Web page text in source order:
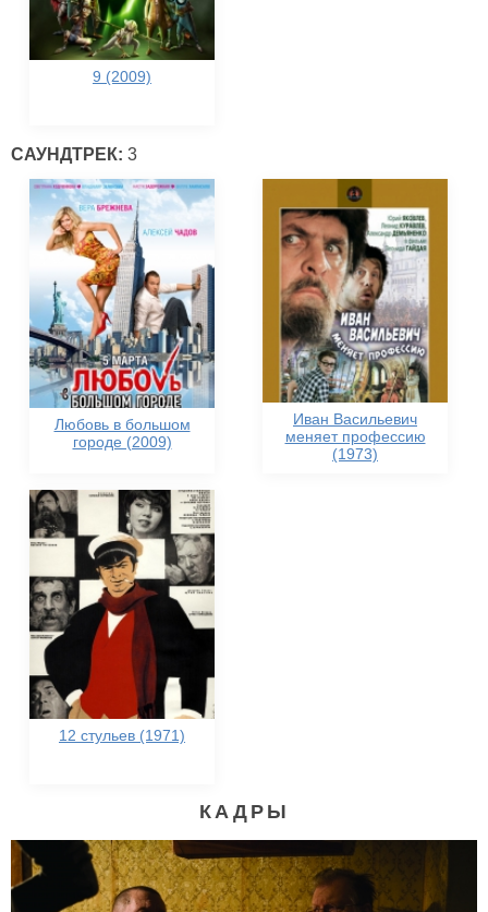
9 (2009)
САУНДТРЕК: 3
Любовь в большом
городе (2009)
Иван Васильевич
меняет профессию
(1973)
12 стульев (1971)
КАДРЫ